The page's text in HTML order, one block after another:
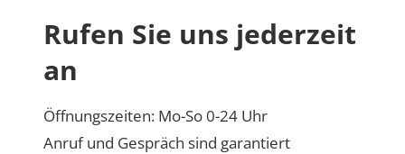
Rufen Sie uns jederzeit
an
Öffnungszeiten: Mo-So 0-24 Uhr
Anruf und Gespräch sind garantiert